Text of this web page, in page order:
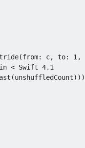
(from: c, to: 1 ,
(unshuffledCount)))